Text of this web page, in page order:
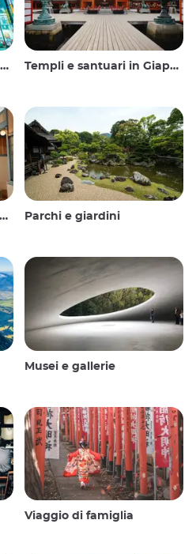
Templi e santuari in Giappone
Parchi e giardini
Musei e gallerie
Viaggio di famiglia